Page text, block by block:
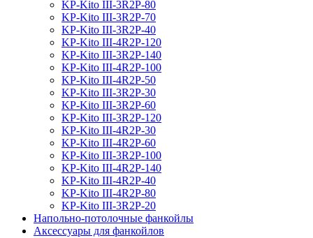
KP-Kito III-3R2P-80
KP-Kito III-3R2P-70
KP-Kito III-3R2P-40
KP-Kito III-4R2P-120
KP-Kito III-3R2P-140
KP-Kito III-4R2P-100
KP-Kito III-4R2P-50
KP-Kito III-3R2P-30
KP-Kito III-3R2P-60
KP-Kito III-3R2P-120
KP-Kito III-4R2P-30
KP-Kito III-4R2P-60
KP-Kito III-3R2P-100
KP-Kito III-4R2P-140
KP-Kito III-4R2P-40
KP-Kito III-4R2P-80
KP-Kito III-3R2P-20
Напольно-потолочные фанкойлы
Аксессуары для фанкойлов